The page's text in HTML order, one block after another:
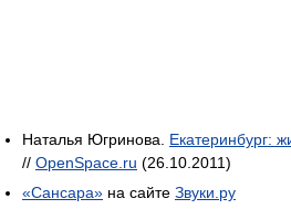
Наталья Югринова. Екатеринбург:
// OpenSpace.ru (26.10.2011)
«Сансара» на сайте Звуки.ру